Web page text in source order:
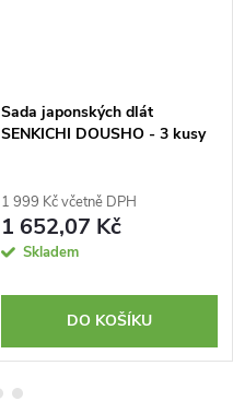
Sada japonských dlát
SENKICHI DOUSHO - 3 kusy
1 999 Kč včetně DPH
1 652,07 Kč
Skladem
DO KOŠÍKU